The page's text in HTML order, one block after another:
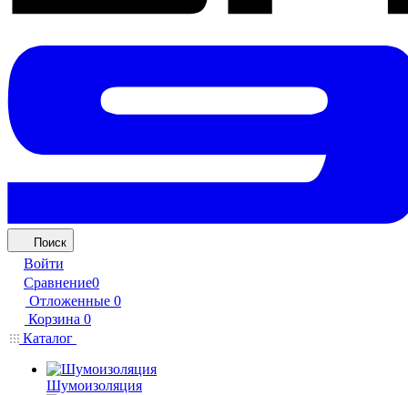
Поиск
Войти
Сравнение0
Отложенные 0
Корзина 0
Каталог
Шумоизоляция